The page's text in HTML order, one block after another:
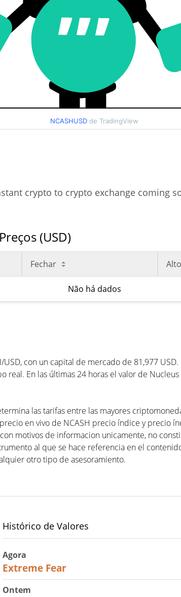
NCASHUSD de TradingView
crypto to crypto exchange coming
(USD)
Fechar Alto
Não há dados
con un capital de mercado de 81,977
real. En las últimas 24 horas el valor de
las tarifas entre las mayores
en vivo de NCASH precio índice y precio
motivos de informacion unicamente, no
al que se hace referencia en el
otro tipo de asesoramiento.
Histórico de Valores
Agora
Extreme Fear
Ontem